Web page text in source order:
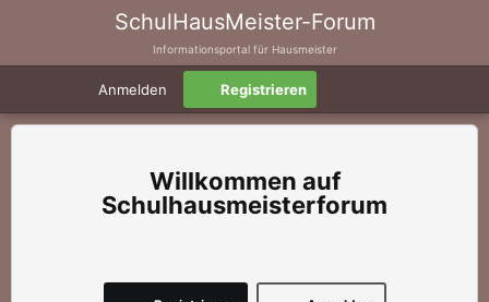
SchulHausMeister-Forum
Informationsportal für Hausmeister
Anmelden Registrieren
Schulhausmeisterforum